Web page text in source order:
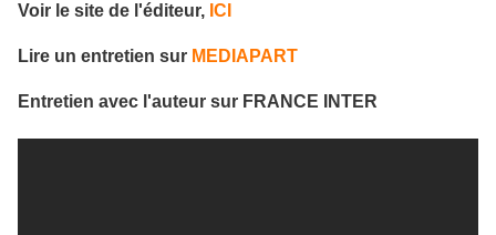
Voir le site de l'éditeur, ICI
Lire un entretien sur MEDIAPART
Entretien avec l'auteur sur FRANCE INTER